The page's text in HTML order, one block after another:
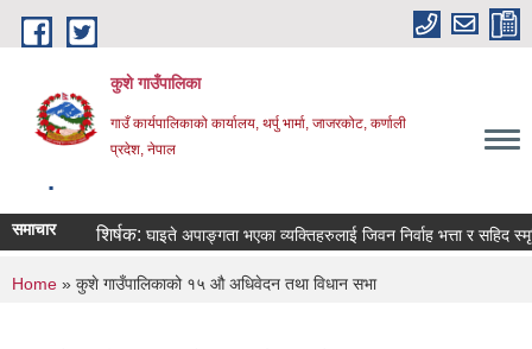
Skip to main content
कुशे गाउँपालिका
गाउँ कार्यपालिकाको कार्यालय, थर्पु भार्मा, जाजरकोट, कर्णाली
प्रदेश, नेपाल
.
समाचारशिर्षक:घाइते अपाङ्गता भएका व्यक्तिहरुलाई जिवन निर्वाह भत्ता र सहिद स्मृति
You are here
Home » कुशे गाउँपालिकाको १५ औ अधिवेदन तथा विधान सभा